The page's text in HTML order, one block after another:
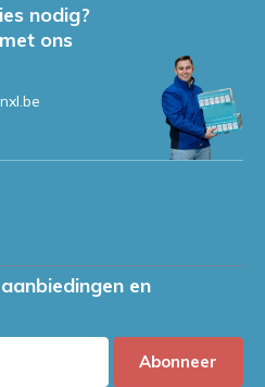
nodig?
ons
en
Abonneer